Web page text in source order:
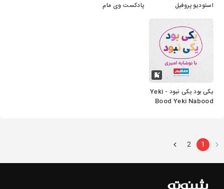
استودیو پروفیل پادکست وی مام
یکی بود یکی نبود - Yeki
Bood Yeki Nabood
1
2